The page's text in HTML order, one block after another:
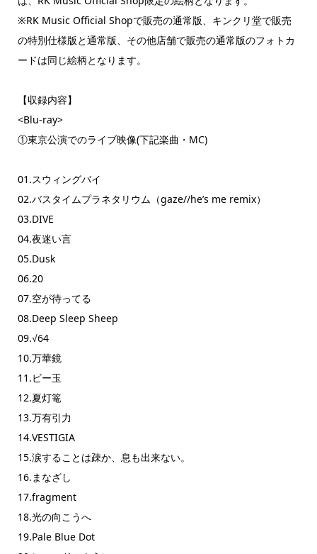
※RK Music Official Shopで販売の通常版、キンクリ堂で販売
の特別仕様版と通常版、その他店舗で販売の通常版のフォトカ
ードは同じ絵柄となります。
【収録内容】
<Blu-ray>
①東京公演でのライブ映像(下記楽曲・MC)
01.スウィングバイ
02.バスタイムプラネタリウム（gaze//he’s me remix）
03.DIVE
04.夜迷い言
05.Dusk
06.20
07.空が待ってる
08.Deep Sleep Sheep
09.√64
10.万華鏡
11.ビー玉
12.夏灯篭
13.万有引力
14.VESTIGIA
15.涙することは疎か、息も出来ない。
16.まなざし
17.fragment
18.光の向こうへ
19.Pale Blue Dot